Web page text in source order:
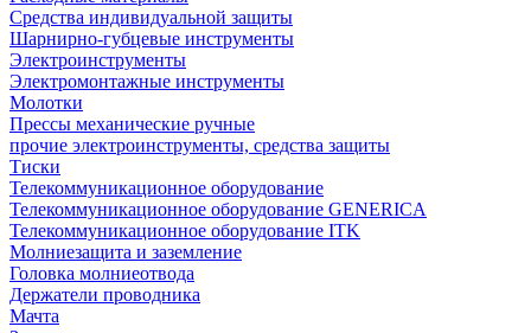
Средства индивидуальной защиты
Шарнирно-губцевые инструменты
Электроинструменты
Электромонтажные инструменты
Молотки
Прессы механические ручные
прочие электроинструменты, средства защиты
Тиски
Телекоммуникационное оборудование
Телекоммуникационное оборудование GENERICA
Телекоммуникационное оборудование ITK
Молниезащита и заземление
Головка молниеотвода
Держатели проводника
Мачта